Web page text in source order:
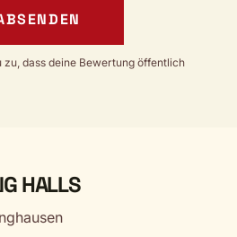
zu, dass deine Bewertung öffentlich
HALLS